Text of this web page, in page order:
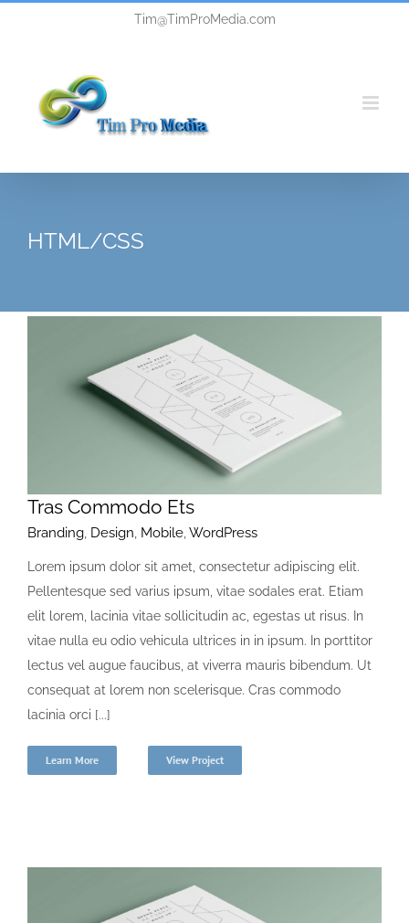
Tim@TimProMedia.com
HTML/CSS
Tras Commodo Ets
Branding, Design, Mobile,WordPress
Lorem ipsum dolor sit amet, consectetur adipiscing elit.
Pellentesque sed varius ipsum, vitae sodales erat. Etiam
elit lorem, lacinia vitae sollicitudin ac, egestas ut risus. In
vitae nulla eu odio vehicula ultrices in in ipsum. In porttitor
lectus vel augue faucibus, at viverra mauris bibendum. Ut
consequat at lorem non scelerisque. Cras commodo
lacinia orci [...]
Learn More View Project